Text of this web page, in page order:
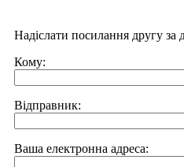
Надіслати посилання другу
Кому:
Відправник:
Ваша електронна адреса: